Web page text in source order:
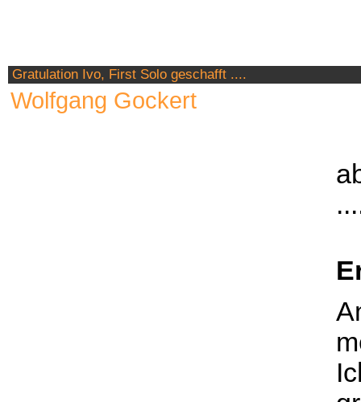
Gratulation Ivo, First Solo geschafft ....
Wolfgang Gockert